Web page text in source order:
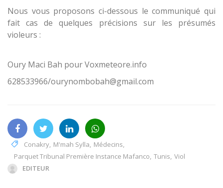
Nous vous proposons ci-dessous le communiqué qui
fait cas de quelques précisions sur les présumés
violeurs :
Oury Maci Bah pour Voxmeteore.info
628533966/ourynombobah@gmail.com
Conakry, M'mah Sylla, Médecins,
Parquet Tribunal Première Instance Mafanco, Tunis, Viol
EDITEUR